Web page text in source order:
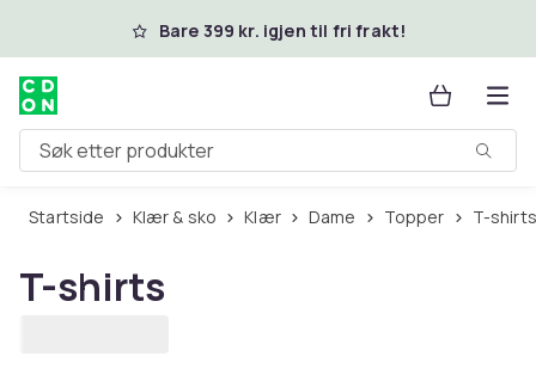
Hopp til hovedinnholdBare 399 kr. igjen til fri frakt!
Søk etter produkter
Startside Klær & sko Klær Dame Topper T-shirts
T-shirts